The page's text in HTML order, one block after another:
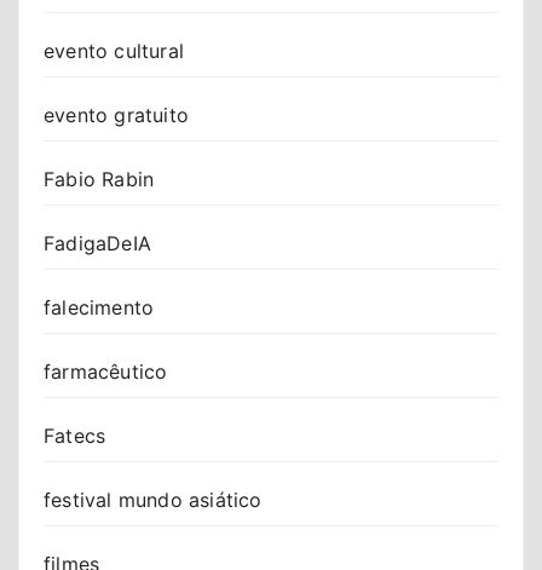
evento cultural
evento gratuito
Fabio Rabin
FadigaDeIA
falecimento
farmacêutico
Fatecs
festival mundo asiático
filmes